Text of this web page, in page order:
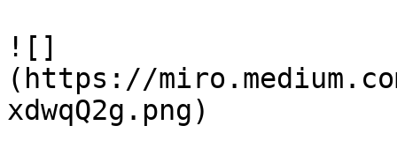
![]
(https://
xdwqQ2g.png)